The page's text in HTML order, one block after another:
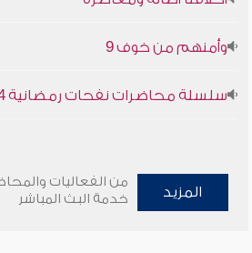
وأمنهم من خوف 9
سلسلة محاضرات نفحات رمضانية 1444هـ
المزيد
من الفعاليات
خدمة البث المباشر